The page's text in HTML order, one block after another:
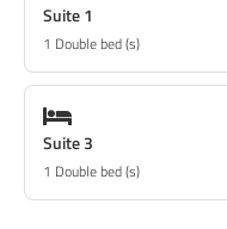
Suite 1
1 Double bed (s)
Suite 3
1 Double bed (s)